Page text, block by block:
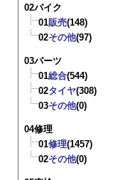
02バイク
01販売(148)
02その他(97)
03パーツ
01総合(544)
02タイヤ(308)
03その他(0)
04修理
01修理(1457)
02その他(0)